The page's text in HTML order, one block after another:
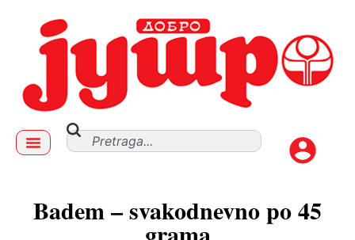
Badem – svakodnevno po 45